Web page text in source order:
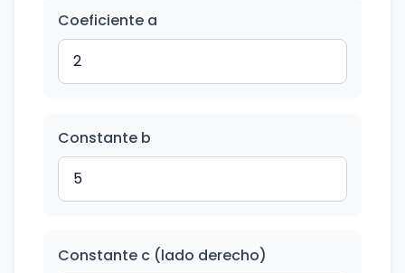
Coeficiente a
Constante b
Constante c (lado derecho)